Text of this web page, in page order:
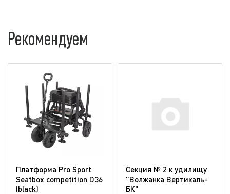
Рекомендуем
Платформа Pro Sport
Seatbox competition D36
(blaсk)
Секция № 2 к удилищу
"Волжанка Вертикаль-
БК"